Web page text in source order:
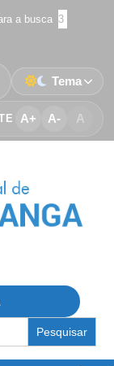
a busca 3
A+ A- A
Tema